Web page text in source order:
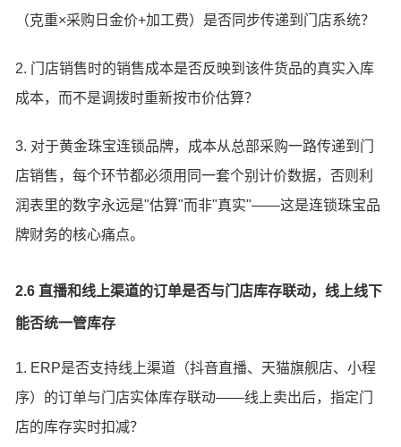
（克重×采购日金价+加工费）是否同步传递到门店系统？
2. 门店销售时的销售成本是否反映到该件货品的真实入库
成本，而不是调拨时重新按市价估算？
3. 对于黄金珠宝连锁品牌，成本从总部采购一路传递到门
店销售，每个环节都必须用同一套个别计价数据，否则利
润表里的数字永远是"估算"而非"真实"——这是连锁珠宝品
牌财务的核心痛点。
2.6 直播和线上渠道的订单是否与门店库存联动，线上线下
能否统一管库存
1. ERP是否支持线上渠道（抖音直播、天猫旗舰店、小程
序）的订单与门店实体库存联动——线上卖出后，指定门
店的库存实时扣减？